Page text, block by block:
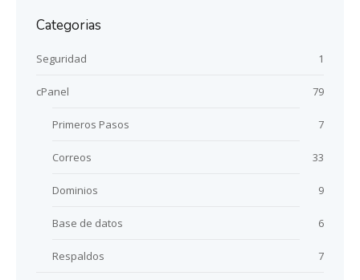
Categorias
Seguridad 1
cPanel 79
Primeros Pasos 7
Correos 33
Dominios 9
Base de datos 6
Respaldos 7